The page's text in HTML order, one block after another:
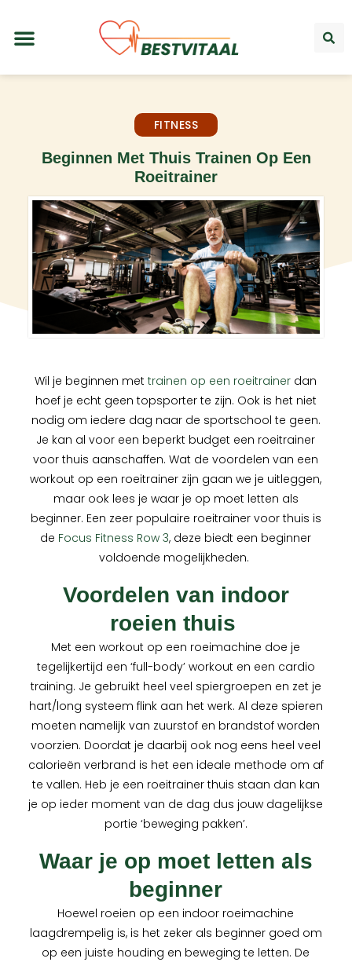
FITNESS
Beginnen Met Thuis Trainen Op Een
Roeitrainer
Wil je beginnen mettrainen op een roeitrainer dan
hoef je echt geen topsporter te zijn. Ook is het niet
nodig om iedere dag naar de sportschool te geen.
Je kan al voor een beperkt budget een roeitrainer
voor thuis aanschaffen. Wat de voordelen van een
workout op een roeitrainer zijn gaan we je uitleggen,
maar ook lees je waar je op moet letten als
beginner. Een zeer populaire roeitrainer voor thuis is
de Focus Fitness Row 3, deze biedt een beginner
voldoende mogelijkheden.
Voordelen van indoor
roeien thuis
Met een workout op een roeimachine doe je
tegelijkertijd een ‘full-body’ workout en een cardio
training. Je gebruikt heel veel spiergroepen en zet je
hart/long systeem flink aan het werk. Al deze spieren
moeten namelijk van zuurstof en brandstof worden
voorzien. Doordat je daarbij ook nog eens heel veel
calorieën verbrand is het een ideale methode om af
te vallen. Heb je een roeitrainer thuis staan dan kan
je op ieder moment van de dag dus jouw dagelijkse
portie ‘beweging pakken’.
Waar je op moet letten als
beginner
Hoewel roeien op een indoor roeimachine
laagdrempelig is, is het zeker als beginner goed om
op een juiste houding en beweging te letten. De